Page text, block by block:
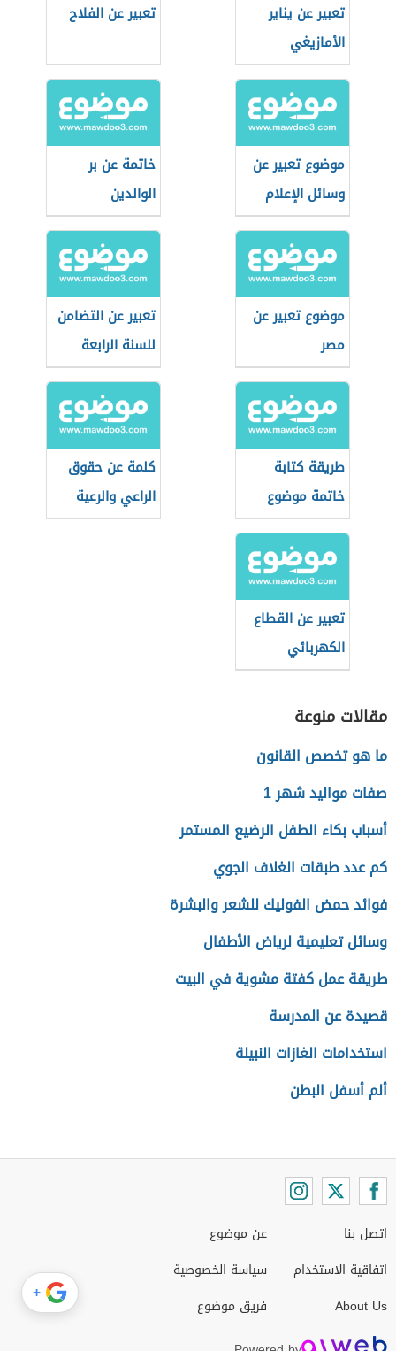
تعبير عن يناير
الأمازيغي
تعبير عن الفلاح
موضوع تعبير عن
وسائل الإعلام
خاتمة عن بر
الوالدين
موضوع تعبير عن
مصر
تعبير عن التضامن
للسنة الرابعة
متوسط
طريقة كتابة
خاتمة موضوع
التعبير
كلمة عن حقوق
الراعي والرعية
تعبير عن القطاع
الكهربائي
مقالات منوعة
ما هو تخصص القانون
صفات مواليد شهر 1
أسباب بكاء الطفل الرضيع المستمر
كم عدد طبقات الغلاف الجوي
فوائد حمض الفوليك للشعر والبشرة
وسائل تعليمية لرياض الأطفال
طريقة عمل كفتة مشوية في البيت
قصيدة عن المدرسة
استخدامات الغازات النبيلة
ألم أسفل البطن
اتصل بنا
اتفاقية الاستخدام
About Us
عن موضوع
سياسة الخصوصية
فريق موضوع
+